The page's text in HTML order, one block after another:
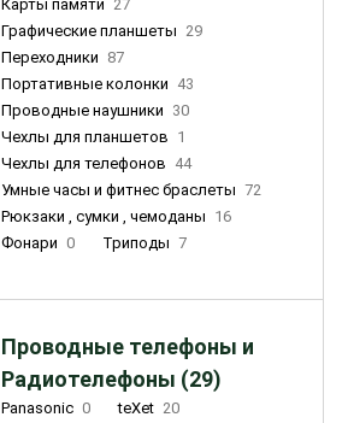
Карты памяти 27
Графические планшеты 29
Переходники 87
Портативные колонки 43
Проводные наушники 30
Чехлы для планшетов 1
Чехлы для телефонов 44
Умные часы и фитнес браслеты 72
Рюкзаки , сумки , чемоданы 16
Фонари 0 Триподы 7
Проводные телефоны и
Радиотелефоны (29)
Panasonic 0 teXet 20